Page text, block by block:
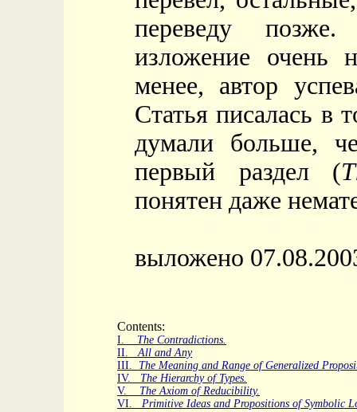
переведу
изложение очень
менее, автор
Статья писалась в
думали больше,
первый раздел (
понятен даже
выложено
Contents:
I. The Contradictions.
II.All and Any
III. The Meaning and Range of Generalized
IV. The Hierarchy of Types.
V. The Axiom of Reducibility.
VI. Primitive Ideas and Propositions of Symbolic